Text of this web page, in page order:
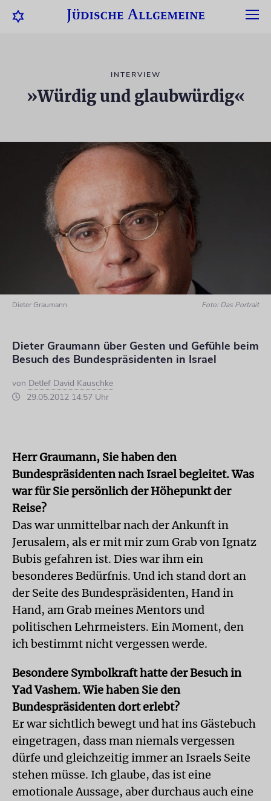
INTERVIEW
»Würdig und glaubwürdig«
Dieter Graumann Foto: Das Portrait
Dieter Graumann über Gesten und Gefühle beim
Besuch des Bundespräsidenten in Israel
von Detlef David Kauschke
29.05.2012 14:57 Uhr
Herr Graumann, Sie haben den
Bundespräsidenten nach Israel begleitet. Was
war für Sie persönlich der Höhepunkt der
Reise?
Das war unmittelbar nach der Ankunft in
Jerusalem, als er mit mir zum Grab von Ignatz
Bubis gefahren ist. Dies war ihm ein
besonderes Bedürfnis. Und ich stand dort an
der Seite des Bundespräsidenten, Hand in
Hand, am Grab meines Mentors und
politischen Lehrmeisters. Ein Moment, den
ich bestimmt nicht vergessen werde.
Besondere Symbolkraft hatte der Besuch in
Yad Vashem. Wie haben Sie den
Bundespräsidenten dort erlebt?
Er war sichtlich bewegt und hat ins Gästebuch
eingetragen, dass man niemals vergessen
dürfe und gleichzeitig immer an Israels Seite
stehen müsse. Ich glaube, das ist eine
emotionale Aussage, aber durchaus auch eine